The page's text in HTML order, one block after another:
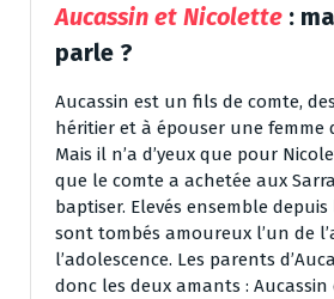
Aucassin et Nicolette :
parle ?
Aucassin est un fils de comte,
héritier et à épouser une femme
Mais il n’a d’yeux que pour
que le comte a achetée aux
baptiser. Elevés ensemble
sont tombés amoureux l’un de
l’adolescence. Les parents
donc les deux amants :